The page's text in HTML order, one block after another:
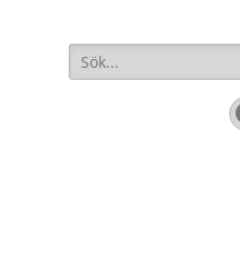
Sök
efter: